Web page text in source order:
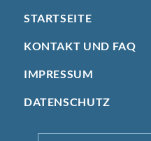
STARTSEITE
KONTAKT UND FAQ
IMPRESSUM
DATENSCHUTZ